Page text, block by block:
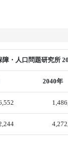
・人口問題研究所
2040年